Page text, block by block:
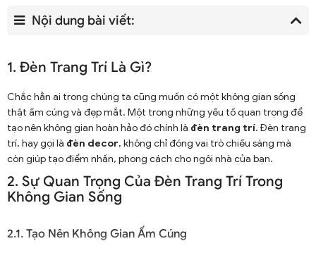
Nội dung bài viết:
1. Đèn Trang Trí Là Gì?
Chắc hẳn ai trong chúng ta cũng muốn có một không gian sống
thật ấm cúng và đẹp mắt. Một trong những yếu tố quan trọng để
tạo nên không gian hoàn hảo đó chính là đèn trang trí. Đèn trang
trí, hay gọi là đèn decor, không chỉ đóng vai trò chiếu sáng mà
còn giúp tạo điểm nhấn, phong cách cho ngôi nhà của bạn.
2. Sự Quan Trọng Của Đèn Trang Trí Trong
Không Gian Sống
2.1. Tạo Nên Không Gian Ấm Cúng